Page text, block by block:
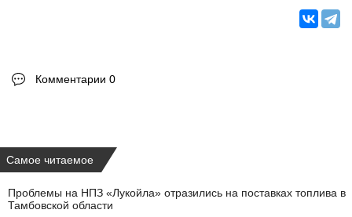
Комментарии 0
Самое читаемое
Проблемы на НПЗ «Лукойла» отразились на поставках топлива в
Тамбовской области